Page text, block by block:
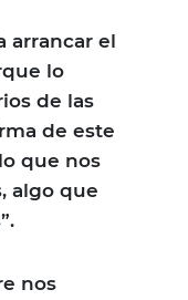
arrancar el
lo
de las
de este
que nos
algo que
nos